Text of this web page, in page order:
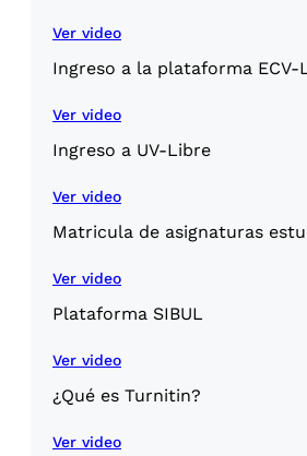
Ver video
Ingreso a la plataforma ECV-
Ver video
Ingreso a UV-Libre
Ver video
Matricula de asignaturas
Ver video
Plataforma SIBUL
Ver video
¿Qué es Turnitin?
Ver video